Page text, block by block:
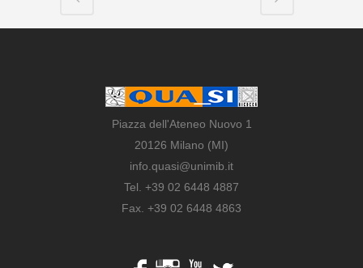
Piazza dell'Ateneo Nuovo 1
20126 Milano (MI)
info.quasi@unimib.it
Tel. +39 02 6448 4887
Fax. +39 02 6448 4863